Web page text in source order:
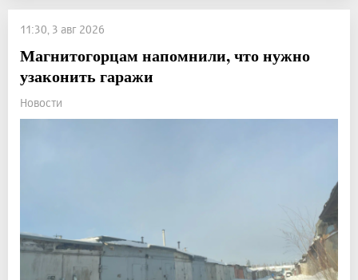
11:30, 3 авг 2026
Магнитогорцам напомнили, что нужно
узаконить гаражи
Новости